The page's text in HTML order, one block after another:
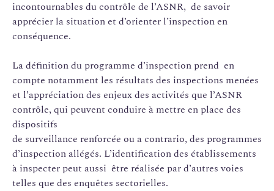
incontournables du contrôle de l’ASNR, de savoir
apprécier la situation et d’orienter l’inspection en
conséquence.
La définition du programme d’inspection prend en
compte notamment les résultats des inspections menées
et l’appréciation des enjeux des activités que l’ASNR
contrôle, qui peuvent conduire à mettre en place des
dispositifs
de surveillance renforcée ou a contrario, des programmes
d’inspection allégés. L’identification des établissements
à inspecter peut aussi être réalisée par d’autres voies
telles que des enquêtes sectorielles.